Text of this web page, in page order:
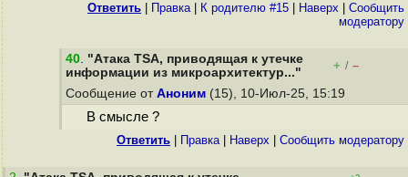
Ответить Правка| К родителю #15 Наверх
Cообщить
модератору
40. "Атака TSA, приводящая к утечке
информации из микроархитектур..."
+ / –
Сообщение от Аноним (15), 10-Июл-25, 15:19
В смысле ?
Ответить Правка| Наверх Cообщить модератору